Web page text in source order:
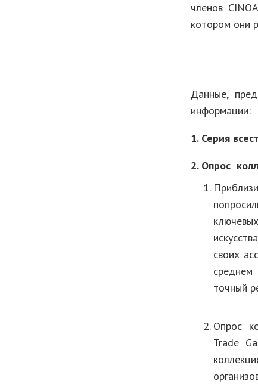
членов
котором они
Данные,
информации:
1. Серия
2. Опрос
своих
точный
Опрос
Trade